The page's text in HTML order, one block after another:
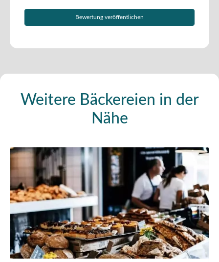
Weitere Bäckereien in der
Nähe